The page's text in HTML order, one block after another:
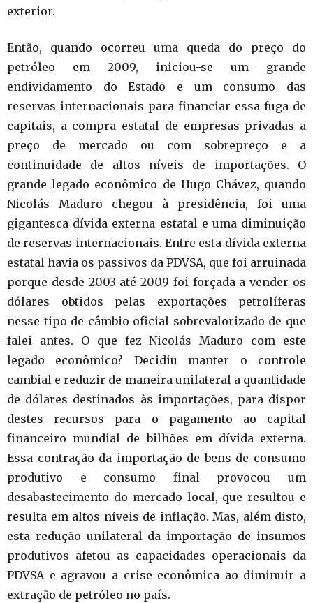
exterior.
Então, quando ocorreu uma queda do preço do
petróleo em 2009, iniciou-se um grande
endividamento do Estado e um consumo das
reservas internacionais para financiar essa fuga de
capitais, a compra estatal de empresas privadas a
preço de mercado ou com sobrepreço e a
continuidade de altos níveis de importações. O
grande legado econômico de Hugo Chávez, quando
Nicolás Maduro chegou à presidência, foi uma
gigantesca dívida externa estatal e uma diminuição
de reservas internacionais. Entre esta dívida externa
estatal havia os passivos da PDVSA, que foi arruinada
porque desde 2003 até 2009 foi forçada a vender os
dólares obtidos pelas exportações petrolíferas
nesse tipo de câmbio oficial sobrevalorizado de que
falei antes. O que fez Nicolás Maduro com este
legado econômico? Decidiu manter o controle
cambial e reduzir de maneira unilateral a quantidade
de dólares destinados às importações, para dispor
destes recursos para o pagamento ao capital
financeiro mundial de bilhões em dívida externa.
Essa contração da importação de bens de consumo
produtivo e consumo final provocou um
desabastecimento do mercado local, que resultou e
resulta em altos níveis de inflação. Mas, além disto,
esta redução unilateral da importação de insumos
produtivos afetou as capacidades operacionais da
PDVSA e agravou a crise econômica ao diminuir a
extração de petróleo no país.